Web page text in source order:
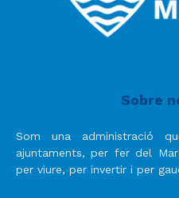
Sobre
Som una administració
ajuntaments, per fer del
per viure, per invertir i per